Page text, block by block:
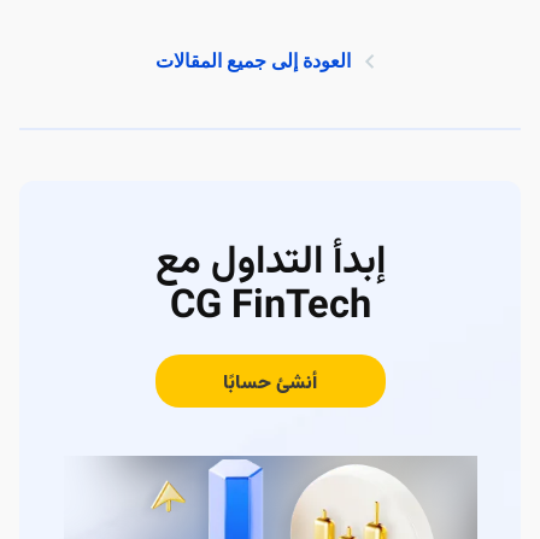
العودة إلى جميع المقالات
إبدأ التداول مع
CG FinTech
أنشئ حسابًا